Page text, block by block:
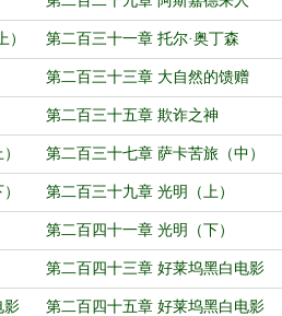
第二百三十一章 托尔·奥丁森
（中）
第二百三十三章 大自然的馈赠
第二百三十五章 欺诈之神
第二百三十七章 萨卡苦旅（中）
第二百三十九章 光明（上）
第二百四十一章 光明（下）
第二百四十三章 好莱坞黑白电影
（上）
影 第二百四十五章 好莱坞黑白电影